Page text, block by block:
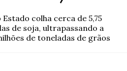
colha cerca de 5,75
de soja, ultrapassando a
de toneladas de grãos